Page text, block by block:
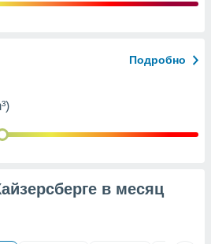
Подробно
в месяц